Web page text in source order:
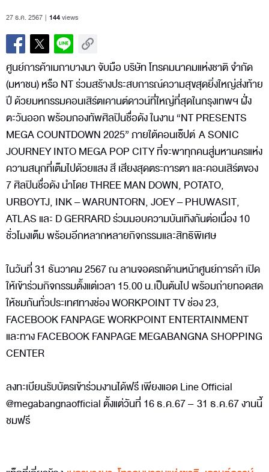
27 ธ.ค. 2567 144views
ศูนย์การค้าเมกาบางนา จับมือ บริษัท โทรคมนาคมแห่งชาติ จำกัด
(มหาชน) หรือ NT ร่วมสร้างประสบการณ์ความสุขสุดยิ่งใหญ่ส่งท้าย
ปี ด้วยมหกรรมคอนเสิร์ตเคานต์ดาวน์ที่ใหญ่ที่สุดในกรุงเทพฯ ฝั่ง
ตะวันออก พร้อมกองทัพศิลปินชื่อดัง ในงาน “NT PRESENTS
MEGA COUNTDOWN 2025” ภายใต้คอนเซ็ปต์ A SONIC
JOURNEY INTO MEGA POP CITY ที่จะพาทุกคนสู่มหานครแห่ง
ความสนุกที่เต็มไปด้วยแสง สี เสียงสุดตระการตา และคอนเสิร์ตของ
7 ศิลปินชื่อดัง นำโดย THREE MAN DOWN, POTATO,
URBOYTJ, INK – WARUNTORN, JOEY – PHUWASIT,
ATLAS และ D GERRARD ร่วมมอบความบันเทิงกันต่อเนื่อง 10
ชั่วโมงเต็ม พร้อมอีกหลากหลายกิจกรรมและสิทธิพิเศษ
ในวันที่ 31 ธันวาคม 2567 ณ ลานจอดรถด้านหน้าศูนย์การค้า เปิด
ให้เข้าร่วมกิจกรรมตั้งแต่เวลา 15.00 น.เป็นต้นไป พร้อมถ่ายทอดสด
ให้ชมกันทั่วประเทศทางช่อง WORKPOINT TV ช่อง 23,
FACEBOOK FANPAGE WORKPOINT ENTERTAINMENT
และทาง FACEBOOK FANPAGE MEGABANGNA SHOPPING
CENTER
ลงทะเบียนรับบัตรเข้าร่วมงานได้ฟรี เพียงแอด Line Official
@megabangnaofficial ตั้งแต่วันที่ 16 ธ.ค.67 – 31 ธ.ค.67 งานนี้
ชมฟรี